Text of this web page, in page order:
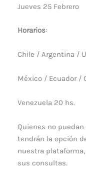
Jueves 25 Febrero
Horarios:
Chile / Argentina /
México / Ecuador /
Venezuela 20 hs.
Quienes no
tendrán la opción
nuestra
sus consultas.